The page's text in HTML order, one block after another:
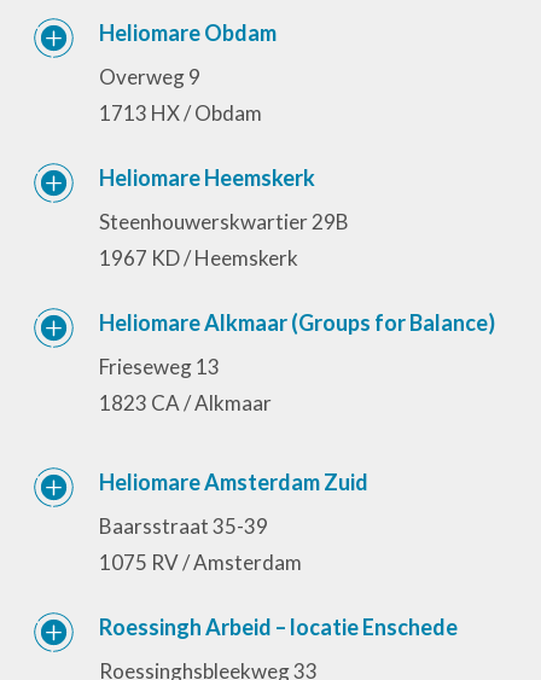
Heliomare Obdam
Overweg 9
1713 HX / Obdam
Heliomare Heemskerk
Steenhouwerskwartier 29B
1967 KD / Heemskerk
Heliomare Alkmaar (Groups for Balance)
Frieseweg 13
1823 CA / Alkmaar
Heliomare Amsterdam Zuid
Baarsstraat 35-39
1075 RV / Amsterdam
Roessingh Arbeid – locatie Enschede
Roessinghsbleekweg 33